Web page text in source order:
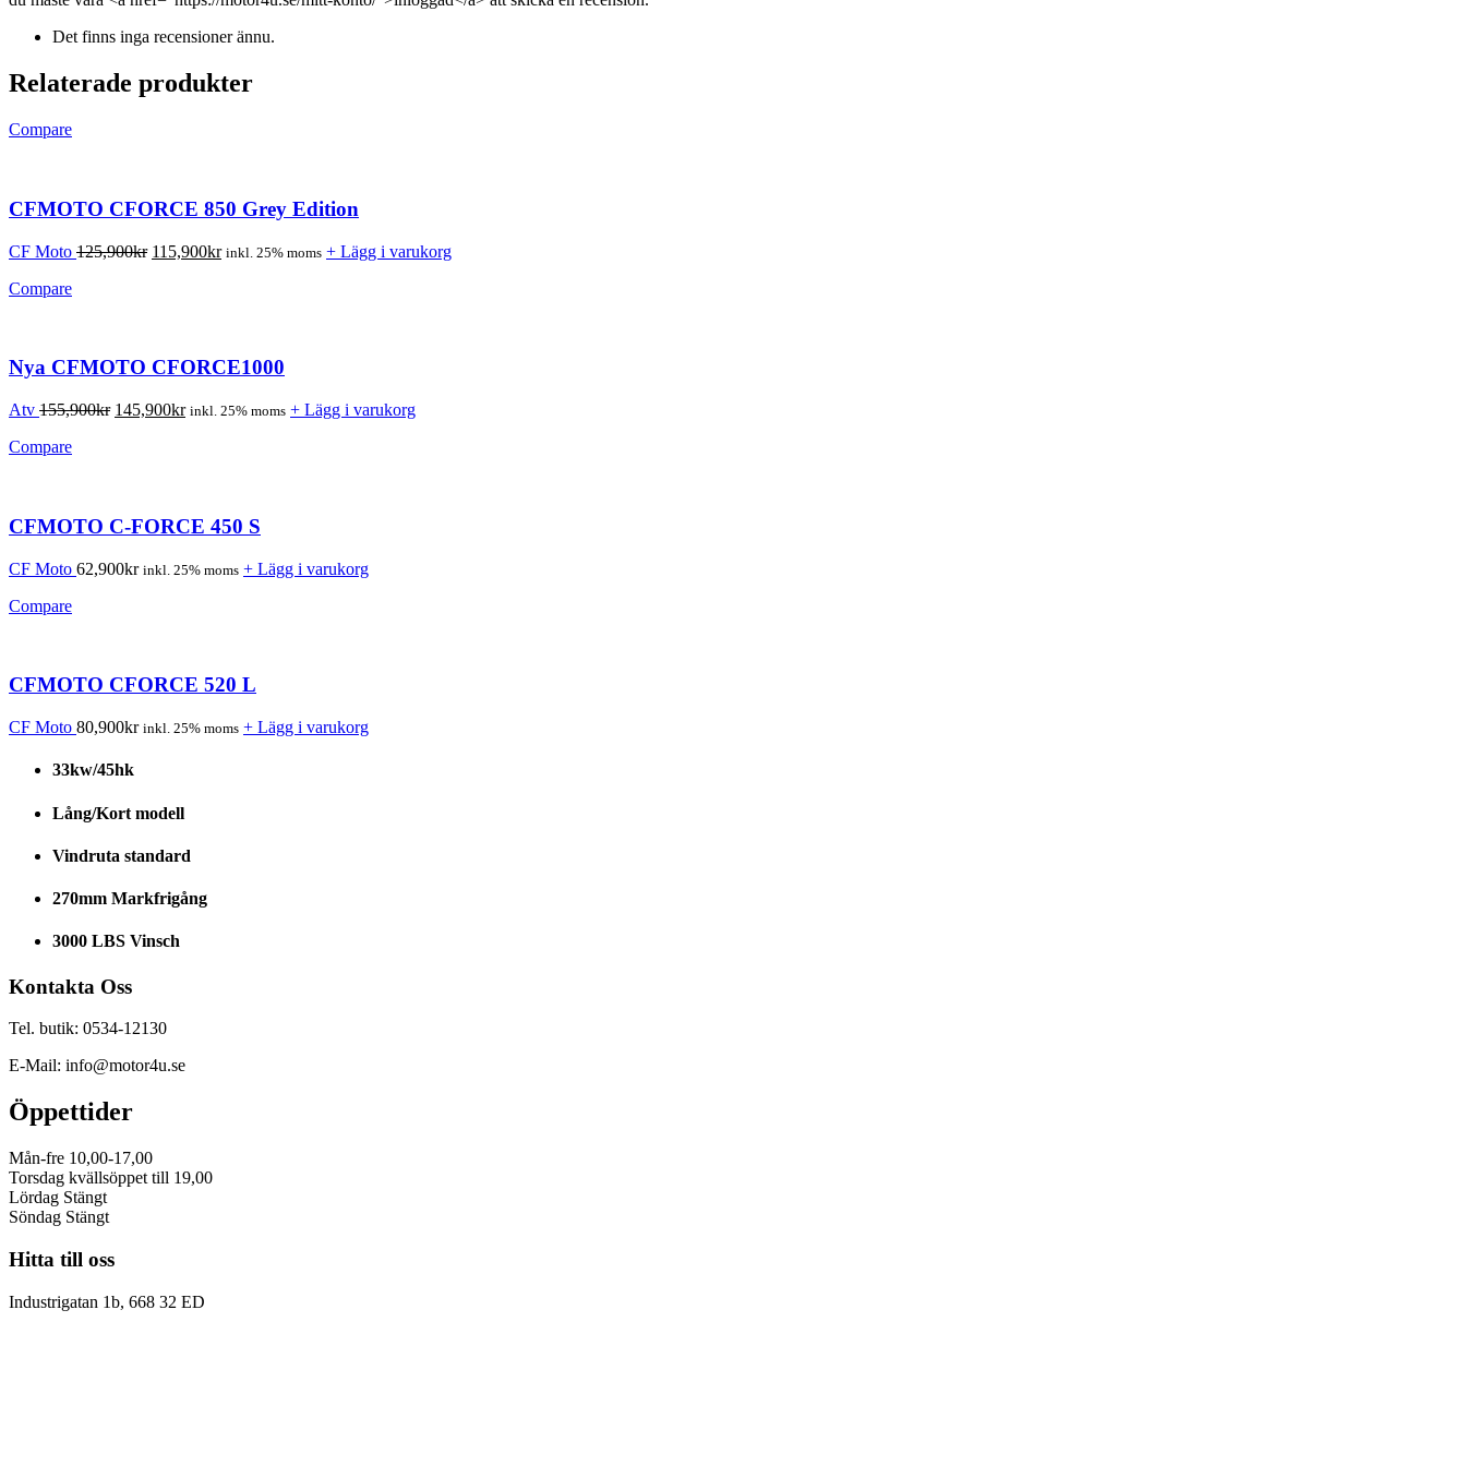
Det finns inga recensioner ännu.
Relaterade produkter
Compare
CFMOTO CFORCE 850 Grey Edition
CF Moto 125,900kr 115,900kr inkl. 25% moms + Lägg i varukorg
Compare
Nya CFMOTO CFORCE1000
Atv 155,900kr 145,900kr inkl. 25% moms + Lägg i varukorg
Compare
CFMOTO C-FORCE 450 S
CF Moto 62,900kr inkl. 25% moms + Lägg i varukorg
Compare
CFMOTO CFORCE 520 L
CF Moto 80,900kr inkl. 25% moms + Lägg i varukorg
33kw/45hk
Lång/Kort modell
Vindruta standard
270mm Markfrigång
3000 LBS Vinsch
Kontakta Oss
Tel. butik: 0534-12130
E-Mail: info@motor4u.se
Öppettider
Mån-fre 10,00-17,00
Torsdag kvällsöppet till 19,00
Lördag Stängt
Söndag Stängt
Hitta till oss
Industrigatan 1b, 668 32 ED